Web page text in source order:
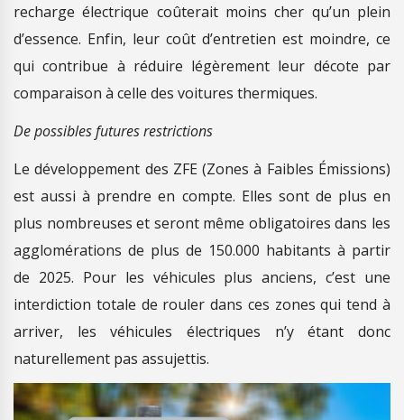
recharge électrique coûterait moins cher qu’un plein
d’essence. Enfin, leur coût d’entretien est moindre, ce
qui contribue à réduire légèrement leur décote par
comparaison à celle des voitures thermiques.
De possibles futures restrictions
Le développement des ZFE (Zones à Faibles Émissions)
est aussi à prendre en compte. Elles sont de plus en
plus nombreuses et seront même obligatoires dans les
agglomérations de plus de 150.000 habitants à partir
de 2025. Pour les véhicules plus anciens, c’est une
interdiction totale de rouler dans ces zones qui tend à
arriver, les véhicules électriques n’y étant donc
naturellement pas assujettis.